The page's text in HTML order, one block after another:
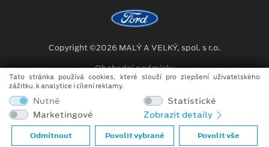
Copyright ©2026 MALÝ A VELKÝ, spol. s r.o.
Obchodní podmínky
Ochrana osobních údajů
Prohlášení o zpracování údajů konečných zákazníků
Při tvorbě videí a obrázků na tomto webu je využíváno kombinace
tradičních fotografií či videí, počítačem generovaných snímků (CGI)
Tato stránka používá cookies, které slouží pro zlepšení uživatelského
zážitku, k analytice i cílení reklamy.
Nutné
Statistické
Marketingové
Zobrazit detaily
Odmítnout Povolit vybrané Povolit vše